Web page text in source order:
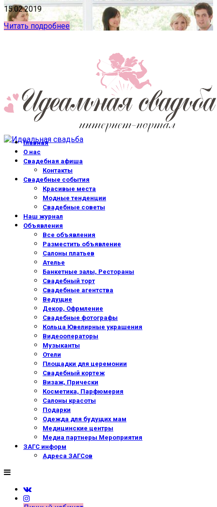
15.02.2019
Читать подробнее
Главная
О нас
Свадебная афиша
Контакты
Свадебные события
Красивые места
Модные тенденции
Свадебные советы
Наш журнал
Объявления
Все объявления
Разместить объявление
Салоны платьев
Ателье
Банкетные залы, Рестораны
Свадебный торт
Свадебные агентства
Ведущие
Декор, Офрмление
Свадебные фотографы
Кольца Ювелирные украшения
Видеооператоры
Музыканты
Отели
Площадки для церемонии
Свадебный кортеж
Визаж, Прически
Косметика, Парфюмерия
Салоны красоты
Подарки
Одежда для будущих мам
Медицинские центры
Медиа партнеры Мероприятия
ЗАГС информ
Адреса ЗАГСов